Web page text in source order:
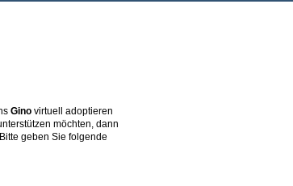
Gino virtuell adoptieren
möchten, dann
geben Sie folgende